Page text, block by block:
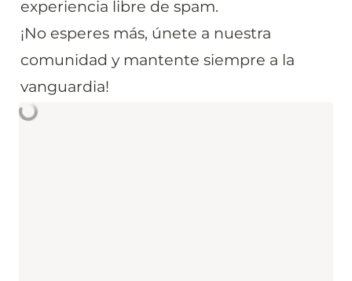
experiencia libre de spam.
¡No esperes más, únete a nuestra
comunidad y mantente siempre a la
vanguardia!